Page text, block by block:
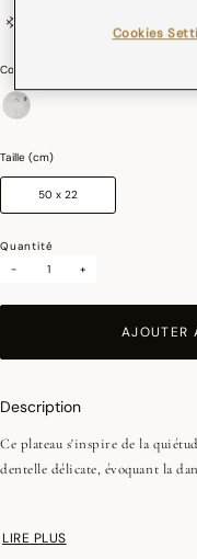
Couleurs :
Taille (cm)
50 x 22
Quantité
-
+
AJOUTER
Description
Ce plateau s'inspire de la
dentelle délicate, évoquant la
LIRE PLUS
Cookies